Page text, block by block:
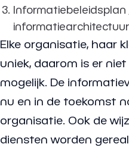
Informatiebeleidsplan
Elke organisatie, haar
uniek, daarom is er
mogelijk. De
nu en in de toekomst
organisatie. Ook de
diensten worden